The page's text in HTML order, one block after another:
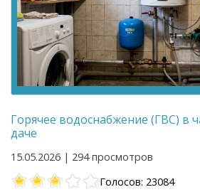
Горячее водоснабжение (ГВС) в
даче
15.05.2026 | 294 просмотров
Голосов: 23084